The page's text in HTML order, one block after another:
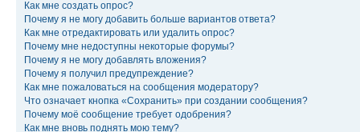
Как мне создать опрос?
Почему я не могу добавить больше вариантов ответа?
Как мне отредактировать или удалить опрос?
Почему мне недоступны некоторые форумы?
Почему я не могу добавлять вложения?
Почему я получил предупреждение?
Как мне пожаловаться на сообщения модератору?
Что означает кнопка «Сохранить» при создании сообщения?
Почему моё сообщение требует одобрения?
Как мне вновь поднять мою тему?